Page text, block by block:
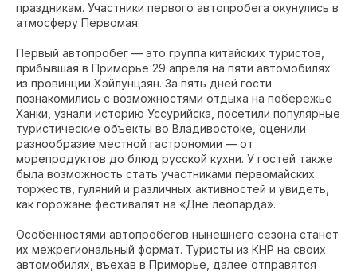
праздникам. Участники первого автопробега окунулись в
атмосферу Первомая.
Первый автопробег — это группа китайских туристов,
прибывшая в Приморье 29 апреля на пяти автомобилях
из провинции Хэйлунцзян. За пять дней гости
познакомились с возможностями отдыха на побережье
Ханки, узнали историю Уссурийска, посетили популярные
туристические объекты во Владивостоке, оценили
разнообразие местной гастрономии — от
морепродуктов до блюд русской кухни. У гостей также
была возможность стать участниками первомайских
торжеств, гуляний и различных активностей и увидеть,
как горожане фестивалят на «Дне леопарда».
Особенностями автопробегов нынешнего сезона станет
их межрегиональный формат. Туристы из КНР на своих
автомобилях, въехав в Приморье, далее отправятся